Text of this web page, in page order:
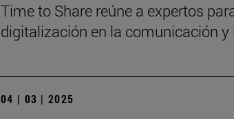
Time to Share reúne a expertos
digitalización en la comunicación y
04 | 03 | 2025